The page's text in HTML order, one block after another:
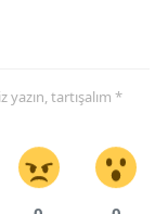
tartışalım *